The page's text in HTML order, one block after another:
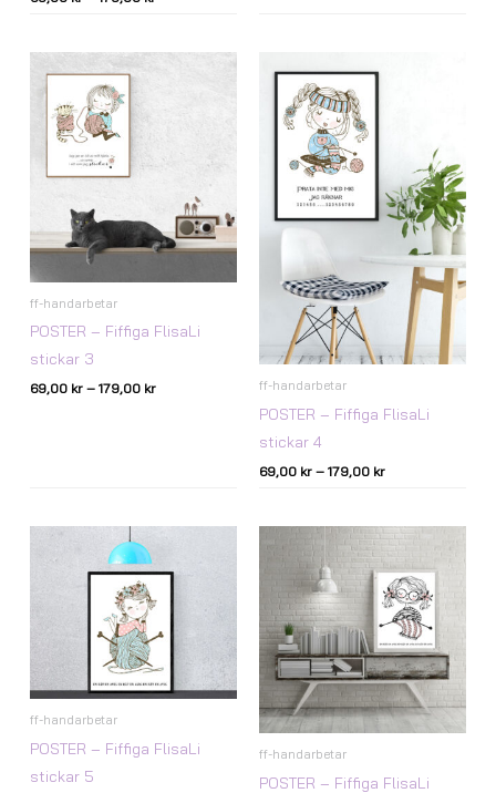
ff-handarbetar
POSTER – Fiffiga FlisaLi
stickar 3
69,00 kr – 179,00 kr ff-handarbetar
POSTER – Fiffiga FlisaLi
stickar 4
69,00 kr – 179,00 kr
ff-handarbetar
POSTER – Fiffiga FlisaLi
stickar 5
till
ff-handarbetar
POSTER – Fiffiga FlisaLi
Prisintervall:
179,00 kr